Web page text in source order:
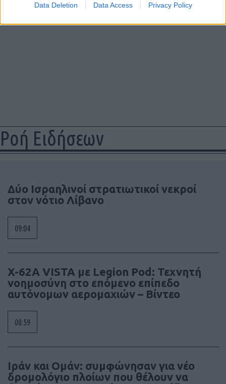
Data Deletion Data Access Privacy Policy
Ροή Ειδήσεων
Δύο Ισραηλινοί στρατιωτικοί νεκροί
στον νότιο Λίβανο
09:04
X-62A VISTA με Legion Pod: Τεχνητή
νοημοσύνη στο επόμενο επίπεδο
αυτόνομων αερομαχιών – Βίντεο
08:59
Ιράν και Ομάν: συμφώνησαν για νέο
δρομολόγιο πλοίων που θέλουν να